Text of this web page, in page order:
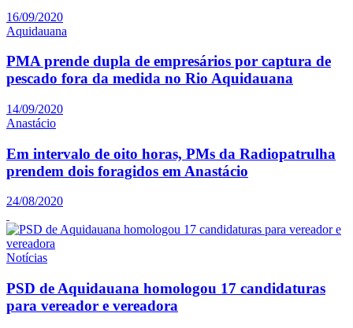
16/09/2020
Aquidauana
PMA prende dupla de empresários por captura de
pescado fora da medida no Rio Aquidauana
14/09/2020
Anastácio
Em intervalo de oito horas, PMs da Radiopatrulha
prendem dois foragidos em Anastácio
24/08/2020
Notícias
PSD de Aquidauana homologou 17 candidaturas
para vereador e vereadora